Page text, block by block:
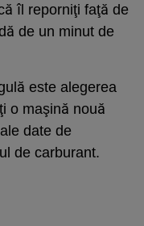
îl reporniţi faţă de
de un minut de
este alegerea
o maşină nouă
date de
de carburant.